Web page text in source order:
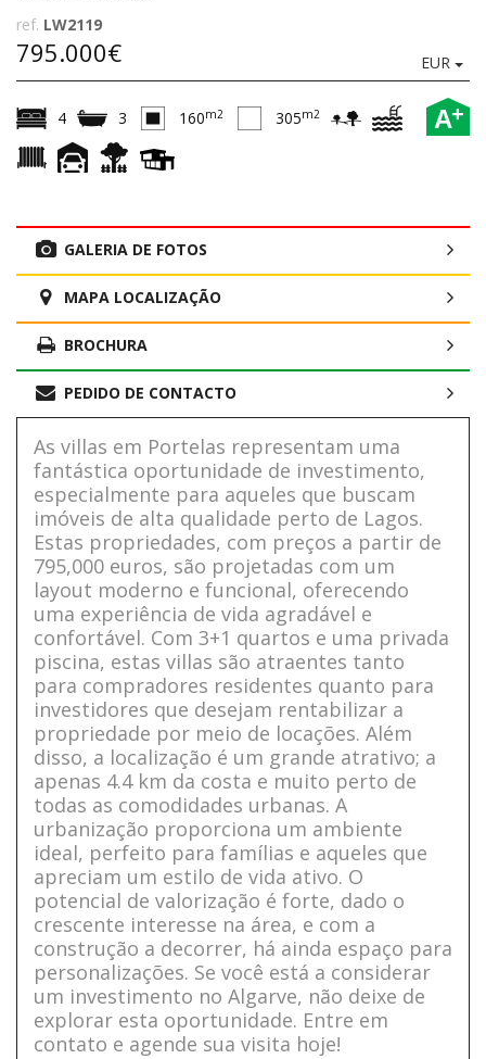
ref. LW2119
795.000€ EUR
A+
4 3 160m2 305m2
GALERIA DE FOTOS
MAPA LOCALIZAÇÃO
BROCHURA
PEDIDO DE CONTACTO
As villas em Portelas representam uma
fantástica oportunidade de investimento,
especialmente para aqueles que buscam
imóveis de alta qualidade perto de Lagos.
Estas propriedades, com preços a partir de
795,000 euros, são projetadas com um
layout moderno e funcional, oferecendo
uma experiência de vida agradável e
confortável. Com 3+1 quartos e uma privada
piscina, estas villas são atraentes tanto
para compradores residentes quanto para
investidores que desejam rentabilizar a
propriedade por meio de locações. Além
disso, a localização é um grande atrativo; a
apenas 4.4 km da costa e muito perto de
todas as comodidades urbanas. A
urbanização proporciona um ambiente
ideal, perfeito para famílias e aqueles que
apreciam um estilo de vida ativo. O
potencial de valorização é forte, dado o
crescente interesse na área, e com a
construção a decorrer, há ainda espaço para
personalizações. Se você está a considerar
um investimento no Algarve, não deixe de
explorar esta oportunidade. Entre em
contato e agende sua visita hoje!